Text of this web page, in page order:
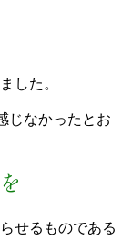
した。
じなかったとお
せるものである